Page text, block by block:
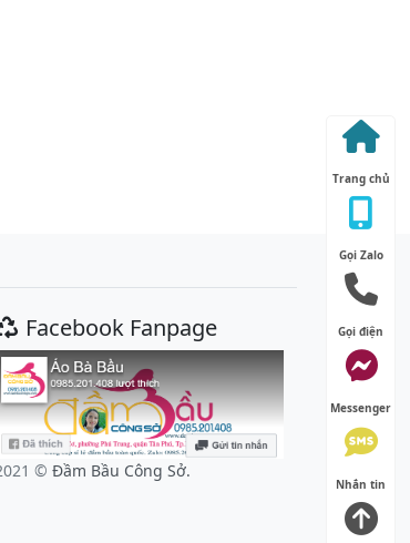
Facebook Fanpage
© Đầm Bầu Công Sở.
Trang chủ
Gọi Zalo
Gọi điện
Messenger
Nhắn tin